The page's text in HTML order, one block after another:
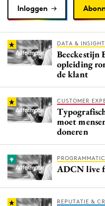
Programmatic
Purpose Marketing
Reputatie & crisis
Inloggen
DATA &
Beeckestijn
opleiding
de klant
CUSTOMER
moet
doneren
PROGRAMMATIC
ADCN live
REPUTATIE &